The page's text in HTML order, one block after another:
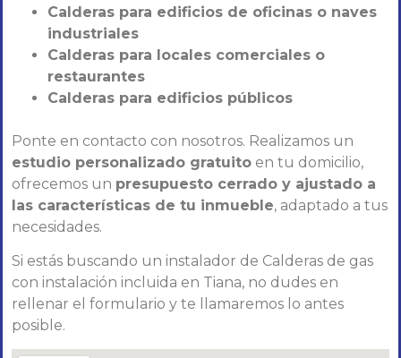
Calderas para edificios de oficinas o naves
industriales
Calderas para locales comerciales o
restaurantes
Calderas para edificios públicos
Ponte en contacto con nosotros. Realizamos un
estudio personalizado gratuito en tu domicilio,
ofrecemos un presupuesto cerrado y ajustado a
las características de tu inmueble, adaptado a tus
necesidades.
Si estás buscando un instalador de Calderas de gas
con instalación incluida en Tiana, no dudes en
rellenar el formulario y te llamaremos lo antes
posible.